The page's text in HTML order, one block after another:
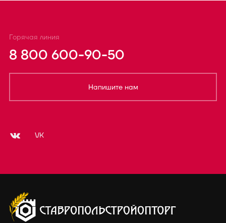
Горячая линия
8 800 600-90-50
Напишите нам
VK